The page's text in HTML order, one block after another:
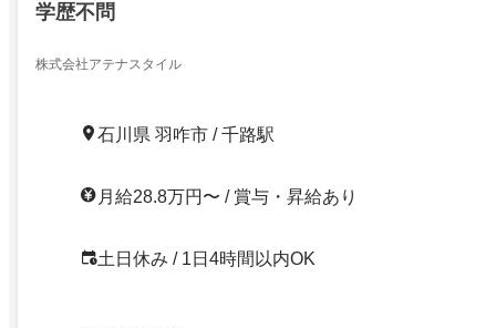
学歴不問
株式会社アテナスタイル
石川県 羽咋市 / 千路駅
月給28.8万円〜 / 賞与・昇給あり
土日休み / 1日4時間以内OK